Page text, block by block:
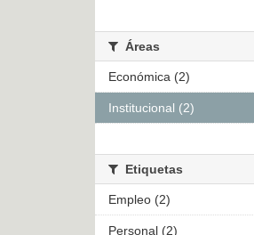
Áreas
Económica (2)
Institucional (2)
Etiquetas
Empleo (2)
Personal (2)